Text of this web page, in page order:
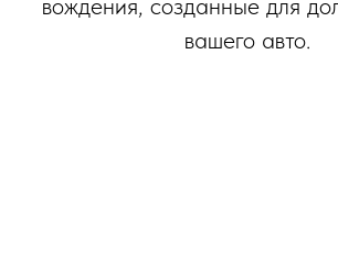
вашего авто.